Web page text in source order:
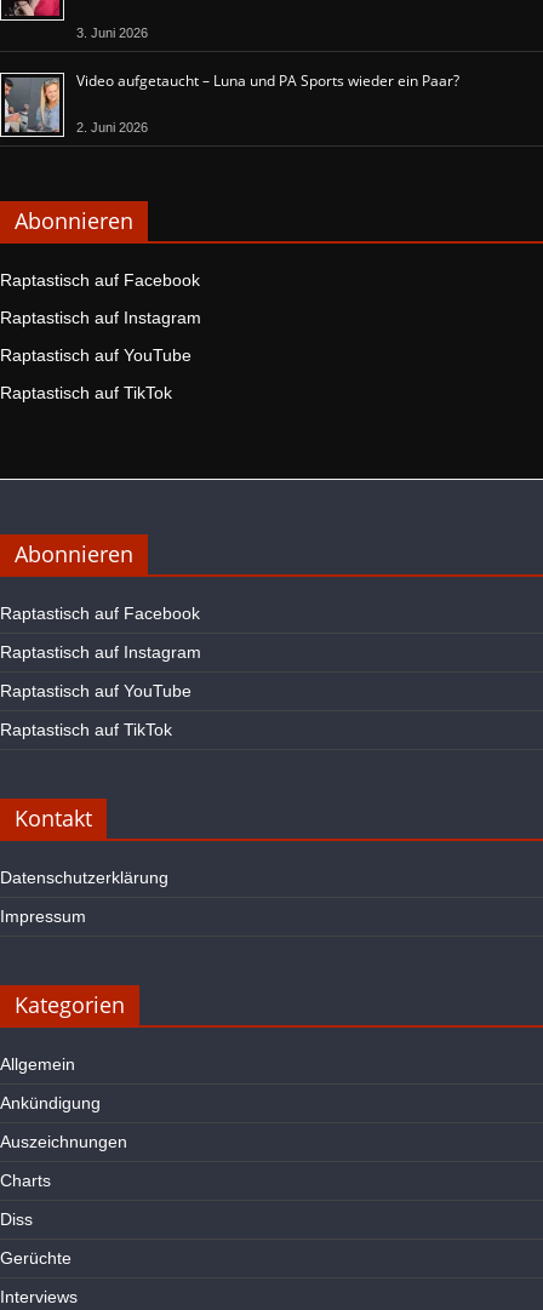
3. Juni 2026
Video aufgetaucht – Luna und PA Sports wieder ein Paar?
2. Juni 2026
Abonnieren
Raptastisch auf Facebook
Raptastisch auf Instagram
Raptastisch auf YouTube
Raptastisch auf TikTok
Abonnieren
Raptastisch auf Facebook
Raptastisch auf Instagram
Raptastisch auf YouTube
Raptastisch auf TikTok
Kontakt
Datenschutzerklärung
Impressum
Kategorien
Allgemein
Ankündigung
Auszeichnungen
Charts
Diss
Gerüchte
Interviews